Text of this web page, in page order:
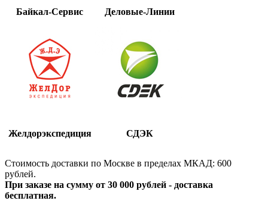
Байкал-Сервис Деловые-Линии
Желдорэкспедиция СДЭК
Стоимость доставки по Москве в пределах МКАД: 600
рублей.
При заказе на сумму от 30 000 рублей - доставка
бесплатная.